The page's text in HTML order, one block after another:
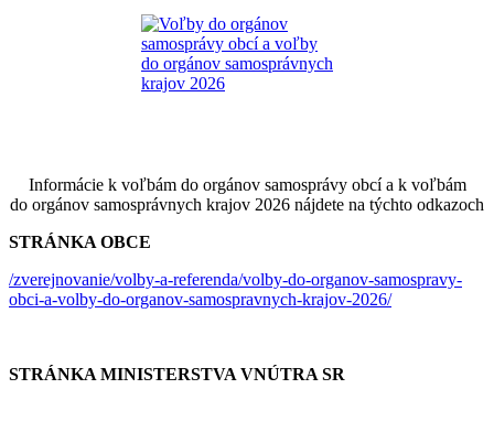
Informácie k voľbám do orgánov samosprávy obcí a k voľbám
do orgánov samosprávnych krajov 2026 nájdete na týchto odkazoch
STRÁNKA OBCE
/zverejnovanie/volby-a-referenda/volby-do-organov-samospravy-
obci-a-volby-do-organov-samospravnych-krajov-2026/
STRÁNKA MINISTERSTVA VNÚTRA SR